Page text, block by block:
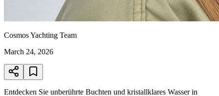
Cosmos Yachting Team
March 24, 2026
Entdecken Sie unberührte Buchten und kristallklares Wasser in